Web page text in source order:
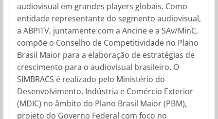
audiovisual em grandes players globais. Como
entidade representante do segmento audiovisual,
a ABPITV, juntamente com a Ancine e a SAv/MinC,
compõe o Conselho de Competitividade no Plano
Brasil Maior para a elaboração de estratégias de
crescimento para o audiovisual brasileiro. O
SIMBRACS é realizado pelo Ministério do
Desenvolvimento, Indústria e Comércio Exterior
(MDIC) no âmbito do Plano Brasil Maior (PBM),
projeto do Governo Federal com foco no